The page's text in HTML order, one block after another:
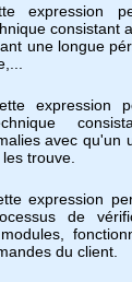
expression
consistant
une longue
expression
avec qu'un
trouve.
expression
de
du client.